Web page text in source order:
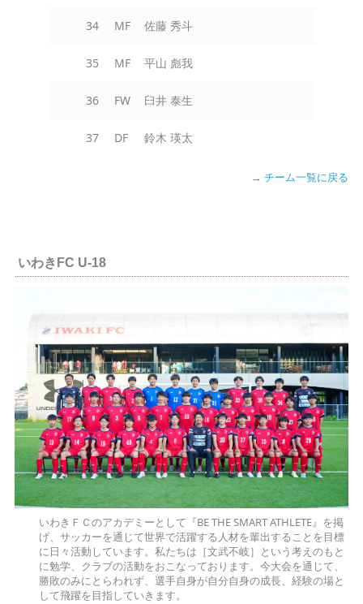
34 MF 佐藤 秀斗
35 MF 平山 彪我
36 FW 臼井 泰生
37 DF 鈴木 瑛太
→ チーム一覧に戻る
いわきFC U-18
いわきＦＣのアカデミーとして『BE THE SMART ATHLETE』を掲
げ、サッカーを通じて世界で活躍する人材を輩出することを目標
に日々活動しています。私たちは［文武不岐］という考えのもと
に勉学、クラブの活動をおこなっております。今大会を通じて、
勝敗のみにとらわれず、選手自身が自分自身の成長、経験の場と
して飛躍を目指していきます。